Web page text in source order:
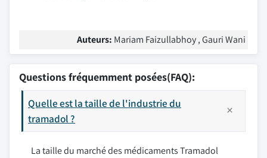
Auteurs: Mariam Faizullabhoy , Gauri Wani
Questions fréquemment posées(FAQ):
Quelle est la taille de l'industrie du
tramadol ?
La taille du marché des médicaments Tramadol